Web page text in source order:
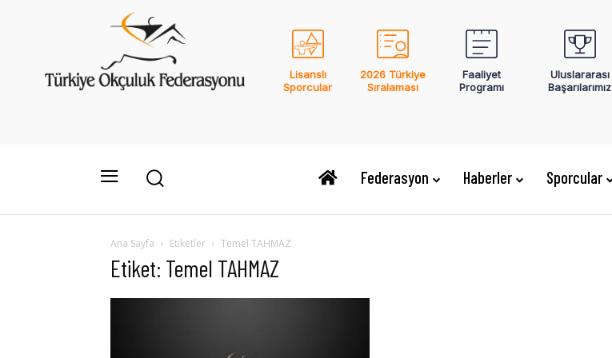
Lisanslı
Sporcular
2026 Türkiye
Sıralaması
Faaliyet
Programı
Uluslararası
Başarılarımız
Federasyon Haberler Sporcular
Ana Sayfa Etiketler Temel TAHMAZ
Etiket: Temel TAHMAZ